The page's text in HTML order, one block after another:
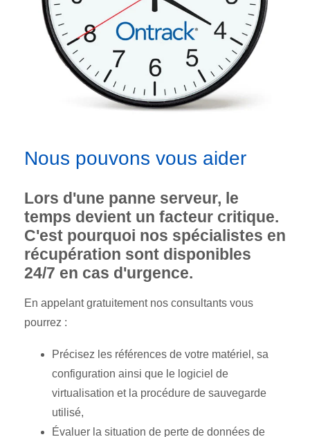
Nous pouvons vous aider
Lors d'une panne serveur, le
temps devient un facteur critique.
C'est pourquoi nos spécialistes en
récupération sont disponibles
24/7 en cas d'urgence.
En appelant gratuitement nos consultants vous
pourrez :
Précisez les références de votre matériel, sa
configuration ainsi que le logiciel de
virtualisation et la procédure de sauvegarde
utilisé,
Évaluer la situation de perte de données de